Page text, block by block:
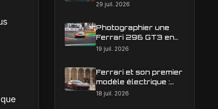
29 juil. 2026
Photographier une
Ferrari 296 GT3 en
action : construire une
19 juil. 2026
Ferrari et son premier
modèle électrique :
calendrier de
18 juil. 2026